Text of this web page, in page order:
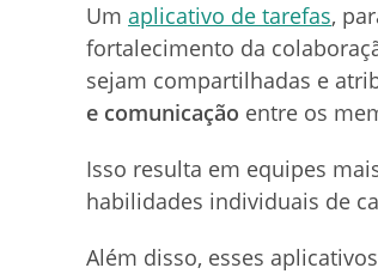
Um aplicativo de tarefas,
fortalecimento da
sejam compartilhadas e
e comunicação entre os
Isso resulta em equipes
habilidades individuais de
Além disso, esses